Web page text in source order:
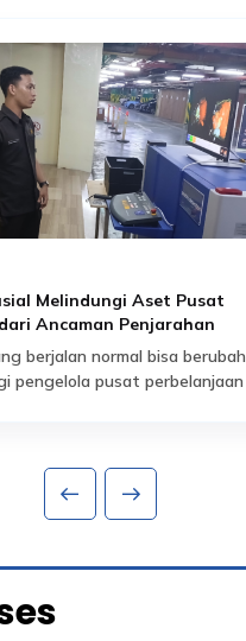
Melindungi Aset Pusat
Ancaman Penjarahan
berjalan normal bisa
pengelola pusat
berlebihan. Saat ketegangan